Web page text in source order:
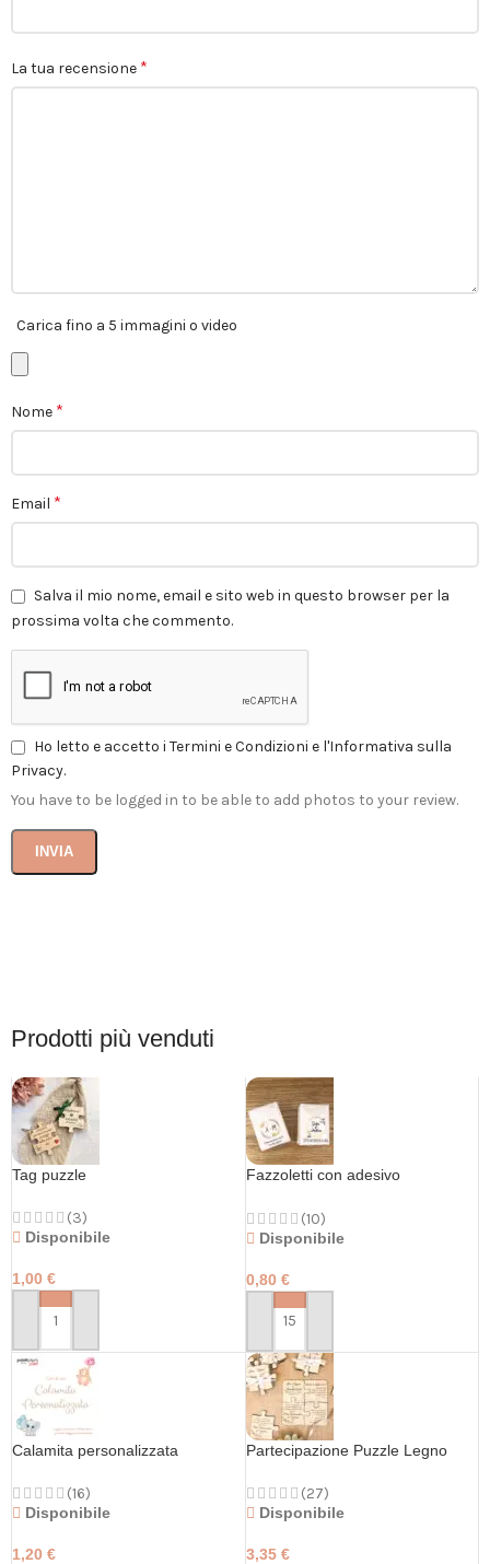
La tua recensione *
Carica fino a 5 immagini o video
Nome *
Email *
Salva il mio nome, email e sito web in questo browser per la
prossima volta che commento.
Ho letto e accetto i Termini e Condizioni e l'Informativa sulla
Privacy.
You have to be logged in to be able to add photos to your review.
Prodotti più venduti
Tag puzzle
(3)
Disponibile
1,00 €
PERSONALIZZA
Fazzoletti con adesivo
(10)
Disponibile
0,80 €
PERSONALIZZA
Calamita personalizzata
(16)
Disponibile
1,20 €
Partecipazione Puzzle Legno
(27)
Disponibile
3,35 €